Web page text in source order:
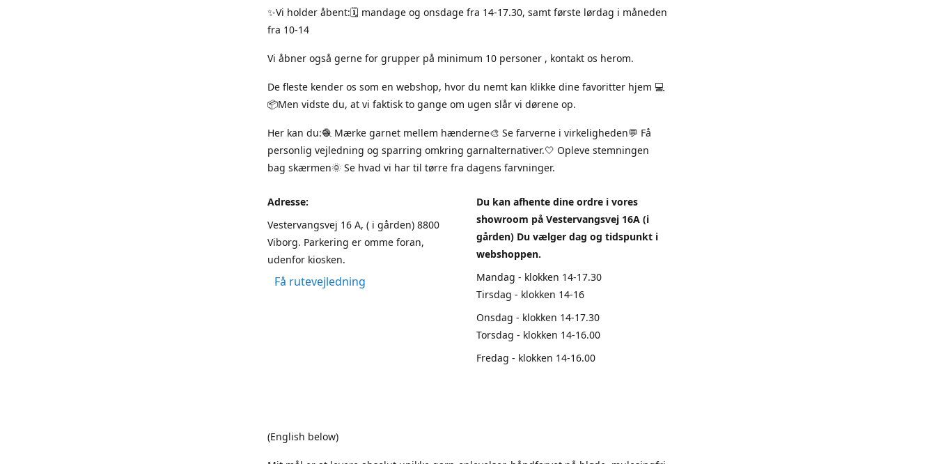
✨Vi holder åbent:🗓 mandage og onsdage fra 14-17.30, samt første lørdag i måneden
fra 10-14
Vi åbner også gerne for grupper på minimum 10 personer , kontakt os herom.
De fleste kender os som en webshop, hvor du nemt kan klikke dine favoritter hjem 💻
📦Men vidste du, at vi faktisk to gange om ugen slår vi dørene op.
Her kan du:🧶 Mærke garnet mellem hænderne🎨 Se farverne i virkeligheden💬 Få
personlig vejledning og sparring omkring garnalternativer.🤍 Opleve stemningen
bag skærmen🌞 Se hvad vi har til tørre fra dagens farvninger.
Adresse:
Vestervangsvej 16 A, ( i gården) 8800
Viborg. Parkering er omme foran,
udenfor kiosken.
Få rutevejledning
Du kan afhente dine ordre i vores
showroom på Vestervangsvej 16A (i
gården) Du vælger dag og tidspunkt i
webshoppen.
Mandag - klokken 14-17.30
Tirsdag - klokken 14-16
Onsdag - klokken 14-17.30
Torsdag - klokken 14-16.00
Fredag - klokken 14-16.00
(English below)